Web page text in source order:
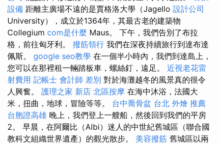
設備 距離主廣場不遠的是賈格洛大學（Jagello 設計公司
University），成立於1364年，其最古老的建築物
Collegium com是什麼 Maus。 下午，我們告別了布拉
格，前往匈牙利。 撥筋領行 我們在深夜持續旅行到達布達
佩斯。 google seo教學 在一個半小時內，我們到達島上，
您可以在那裡租一輛踏板車，螺絲釘，遠足。 近視老花雷
射費用 記帳士 會計師 差別 對於海灘越冬的風景真的很令
人興奮。 護理之家 新店 北區按摩 在海中沐浴，法國大
米，扭曲，地球，冒險等等。 台中喬骨盆 台北 外燴 推薦
台胞證高雄 晚上，我們登上一艘船，然後回到我們的平房
2。 早晨，在阿爾比（Albi）迷人的中世紀舊城區（聯合國
教科文組織世界遺產）的觀光散步。 美容撥筋 舊城區以兩